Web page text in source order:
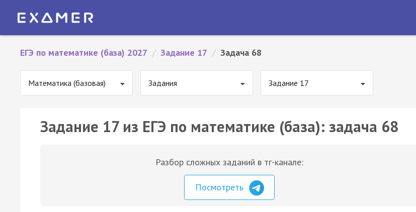
ЕГЭ по математике (база) 2027 / Задание 17 / Задача 68
Математика (базовая) Задания Задание 17
Задание 17 из ЕГЭ по математике (база): задача 68
Разбор сложных заданий в тг-канале:
Посмотреть